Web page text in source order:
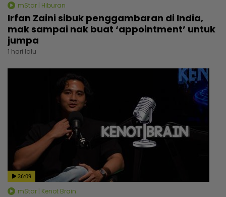
mStar | Hiburan
Irfan Zaini sibuk penggambaran di India,
mak sampai nak buat ‘appointment’ untuk
jumpa
1 hari lalu
36:09
mStar | Kenot Brain